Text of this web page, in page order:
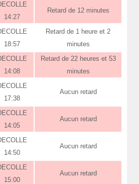
14:27
Retard de 12 minutes
18:57
Retard de 1 heure et 2
minutes
14:08
Retard de 22 heures et 53
minutes
17:38
Aucun retard
14:05
Aucun retard
14:50
Aucun retard
15:00
Aucun retard